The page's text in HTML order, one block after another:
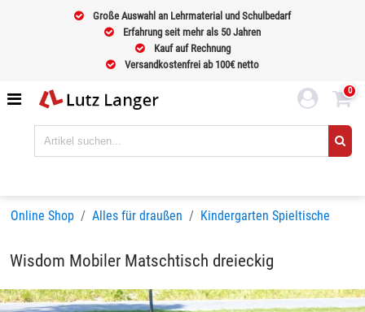
Große Auswahl an Lehrmaterial und Schulbedarf
Erfahrung seit mehr als 50 Jahren
Kauf auf Rechnung
Versandkostenfrei ab 100€ netto
0
Online Shop Alles für draußen Kindergarten Spieltische
Wisdom Mobiler Matschtisch dreieckig